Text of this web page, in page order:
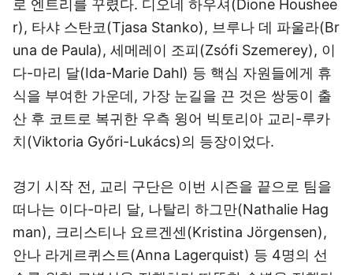
로 엔트리를 꾸렸다. 디오네 하우셔(Dione Houshee
r), 타샤 스탄코(Tjasa Stanko), 브루나 데 파울라(Br
una de Paula), 세메레이 조피(Zsófi Szemerey), 이
다-마리 달(Ida-Marie Dahl) 등 핵심 자원들에게 휴
식을 부여한 가운데, 가장 눈길을 끈 것은 쌍둥이 출
산 후 코트로 복귀한 우측 윙어 빅토리아 교리-루카
치(Viktoria Győri-Lukács)의 등장이었다.
경기 시작 전, 교리 구단은 이번 시즌을 끝으로 팀을
떠나는 이다-마리 달, 나탈리 하그만(Nathalie Hag
man), 크리스티나 요르겐센(Kristina Jörgensen),
안나 라게르퀴스트(Anna Lagerquist) 등 4명의 선